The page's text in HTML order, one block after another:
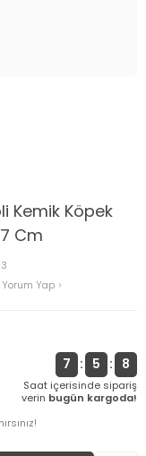
Kemik Köpek
Cm
Yorum Yap
7 : 5 : 7
Saat içerisinde sipariş
verin bugün kargoda!